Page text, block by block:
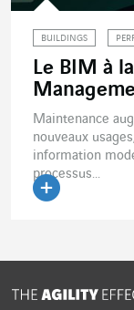
BUILDINGS
Le BIM à
Maintenance
nouveaux
information
processus...